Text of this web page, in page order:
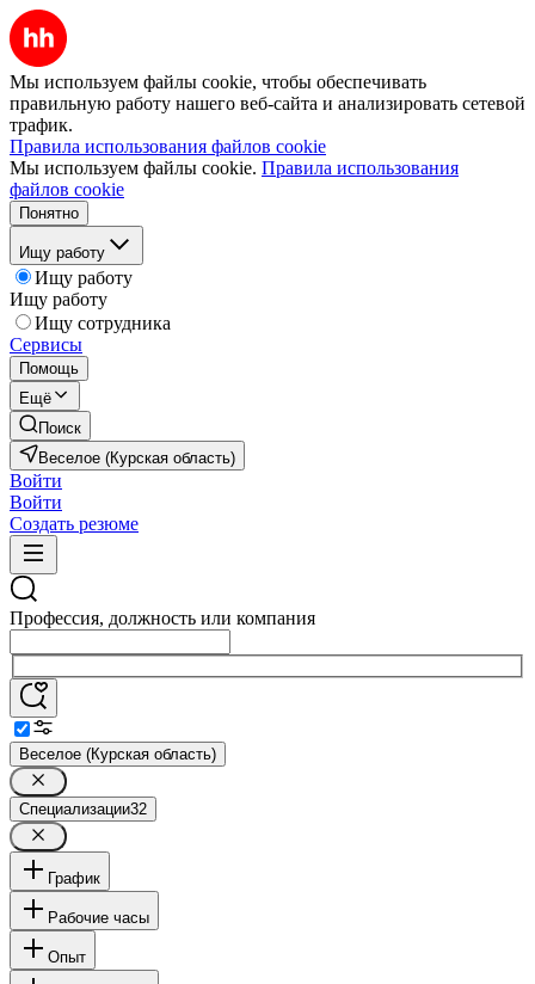
Мы используем файлы cookie, чтобы обеспечивать
правильную работу нашего веб-сайта и анализировать сетевой
трафик.
Правила использования файлов cookie
Мы используем файлы cookie. Правила использования
файлов cookie
Понятно
Ищу работу
Ищу работу
Ищу работу
Ищу сотрудника
Сервисы
Помощь
Ещё
Поиск
Веселое (Курская область)
Войти
Войти
Создать резюме
Профессия, должность или компания
Веселое (Курская область)
Специализации32
График
Рабочие часы
Опыт